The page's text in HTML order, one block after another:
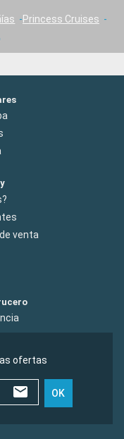
Princess Cruises
venta
ofertas
OK